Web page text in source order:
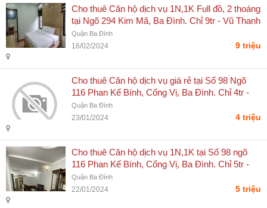
Cho thuê Căn hộ dịch vụ 1N,1K Full đồ, 2 thoáng
tại Ngõ 294 Kim Mã, Ba Đình. Chỉ 9tr - Vũ Thanh
Sơn
Quận Ba Đình
16/02/2024 9 triệu
Cho thuê Căn hộ dịch vụ giá rẻ tại Số 98 Ngõ
116 Phan Kế Bính, Cống Vị, Ba Đình. Chỉ 4tr -
Vũ Thanh Sơn
Quận Ba Đình
23/01/2024 4 triệu
Cho thuê Căn hộ dịch vụ 1N,1K tại Số 98 ngõ
116 Phan Kế Bính, Cống Vị, Ba Đình. Chỉ 5tr -
Vũ Thanh Sơn
Quận Ba Đình
22/01/2024 5 triệu